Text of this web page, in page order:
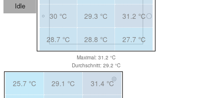
Idle
30 °C 29.3 °C 31.2 °C
28.7 °C 28.8 °C 27.7 °C
Maximal: 31.2 °C
Durchschnitt: 29.2 °C
25.7 °C 29.1 °C 31.4 °C